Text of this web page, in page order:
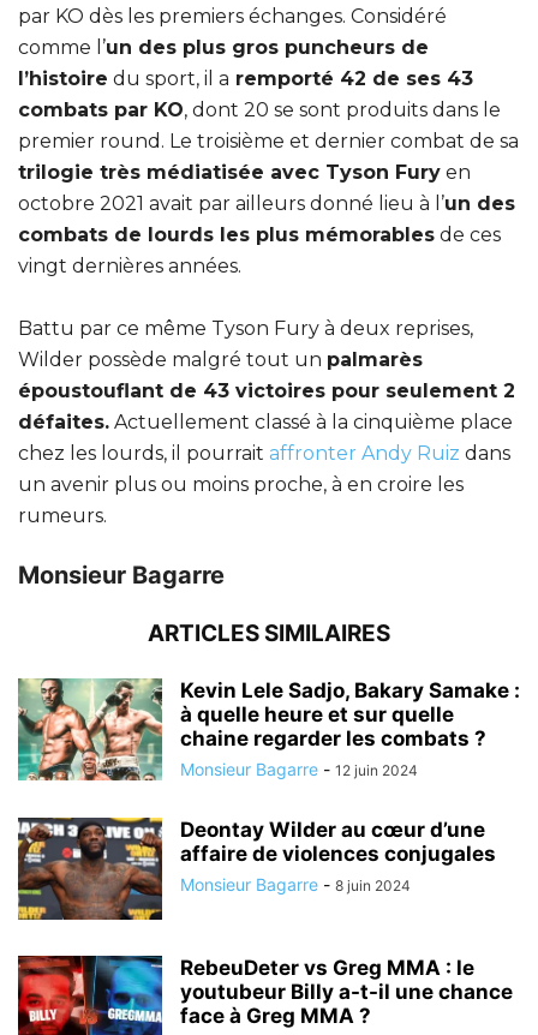
par KO dès les premiers échanges. Considéré
comme l’un des plus gros puncheurs de
l’histoire du sport, il a remporté 42 de ses 43
combats par KO, dont 20 se sont produits dans le
premier round. Le troisième et dernier combat de sa
trilogie très médiatisée avec Tyson Fury en
octobre 2021 avait par ailleurs donné lieu à l’un des
combats de lourds les plus mémorables de ces
vingt dernières années.
Battu par ce même Tyson Fury à deux reprises,
Wilder possède malgré tout un palmarès
époustouflant de 43 victoires pour seulement 2
défaites. Actuellement classé à la cinquième place
chez les lourds, il pourrait affronter Andy Ruiz dans
un avenir plus ou moins proche, à en croire les
rumeurs.
Monsieur Bagarre
ARTICLES SIMILAIRES
Kevin Lele Sadjo, Bakary Samake :
à quelle heure et sur quelle
chaine regarder les combats ?
Monsieur Bagarre - 12 juin 2024
Deontay Wilder au cœur d’une
affaire de violences conjugales
Monsieur Bagarre - 8 juin 2024
RebeuDeter vs Greg MMA : le
youtubeur Billy a-t-il une chance
face à Greg MMA ?